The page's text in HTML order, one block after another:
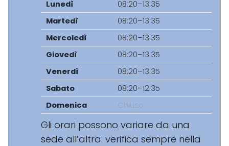
Lunedì
08:20–13:35
Martedì
08:20–13:35
Mercoledì
08:20–13:35
Giovedì
08:20–13:35
Venerdì
08:20–13:35
Sabato
08:20–12:35
Domenica
Chiuso
Gli orari possono variare da una
sede all’altra: verifica sempre nella